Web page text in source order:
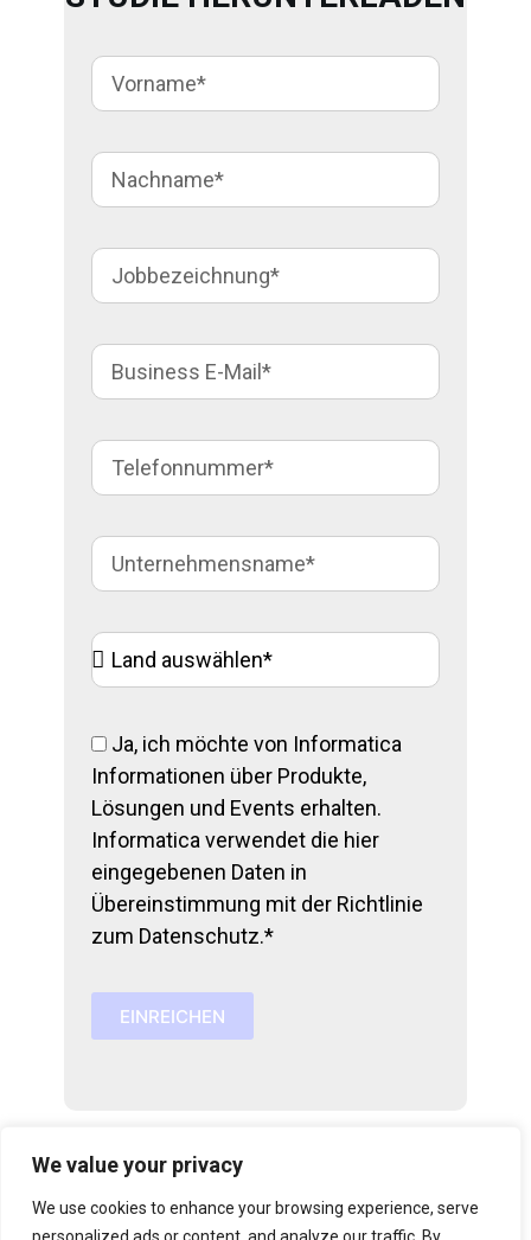
We value your privacy
We use cookies to enhance your browsing experience, serve
Ja, ich möchte von Informatica
Informationen über Produkte,
Lösungen und Events erhalten.
Informatica verwendet die hier
eingegebenen Daten in
Übereinstimmung mit der Richtlinie
zum Datenschutz.*
EINREICHEN
n
t
i